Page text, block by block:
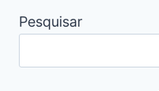
Pesquisar